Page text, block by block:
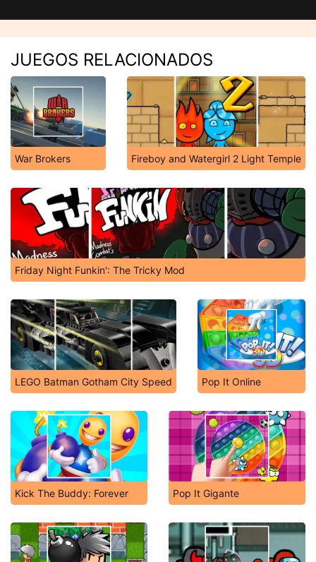
JUEGOS RELACIONADOS
War Brokers Fireboy and Watergirl 2 Light Temple
Friday Night Funkin': The Tricky Mod
LEGO Batman Gotham City Speed Pop It Online
Kick The Buddy: Forever Pop It Gigante